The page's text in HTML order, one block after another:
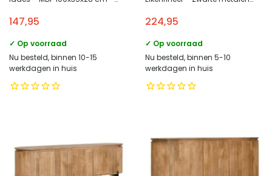
147,95
✓ Op voorraad
Nu besteld, binnen 10-15
werkdagen in huis
224,95
✓ Op voorraad
Nu besteld, binnen 5-10
werkdagen in huis